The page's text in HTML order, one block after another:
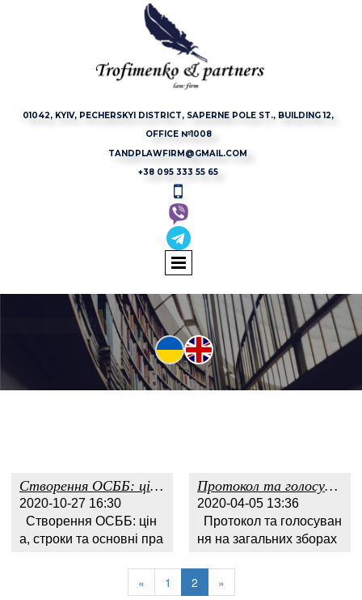
01042, KYIV, PECHERSKYI DISTRICT, SAPERNE POLE ST., BUILDING 12,
OFFICE №1008
TANDPLAWFIRM@GMAIL.COM
+38 095 333 55 65


Створення ОСББ: ціна, строки та основні правила
2020-10-27 16:30
Створення ОСББ: цін
а, строки та основні пра
ну багатоквартирних бу
Протокол та голосування на загальних зборах ОСББ
2020-04-05 13:36
Протокол та голосуван
ня на загальних зборах
анні співвласників бага
« 1 2 »